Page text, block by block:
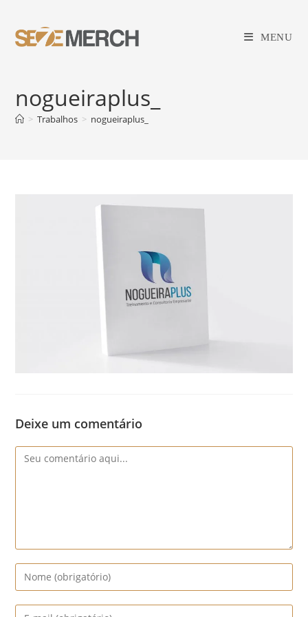
MENU
nogueiraplus_
> Trabalhos > nogueiraplus_
Deixe um comentário
Comentário
Digite
seu
nome
Digite